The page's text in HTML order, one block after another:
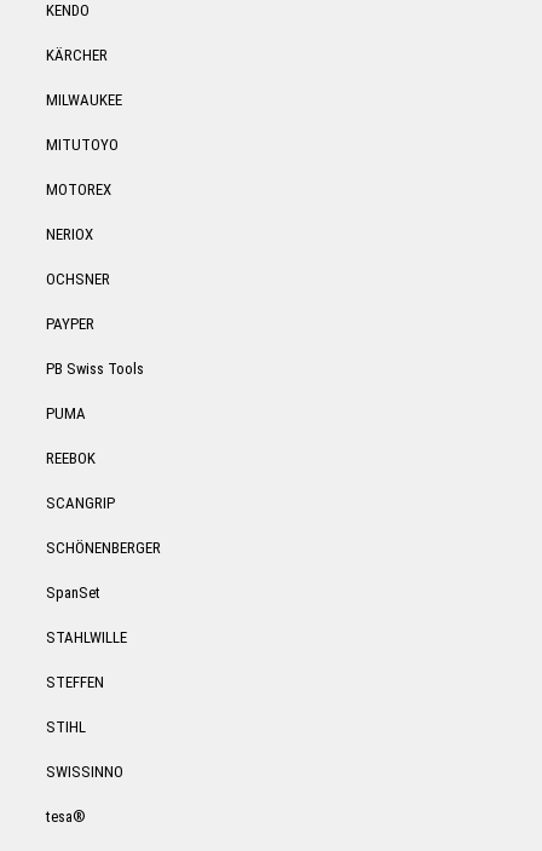
KENDO
KÄRCHER
MILWAUKEE
MITUTOYO
MOTOREX
NERIOX
OCHSNER
PAYPER
PB Swiss Tools
PUMA
REEBOK
SCANGRIP
SCHÖNENBERGER
SpanSet
STAHLWILLE
STEFFEN
STIHL
SWISSINNO
tesa®